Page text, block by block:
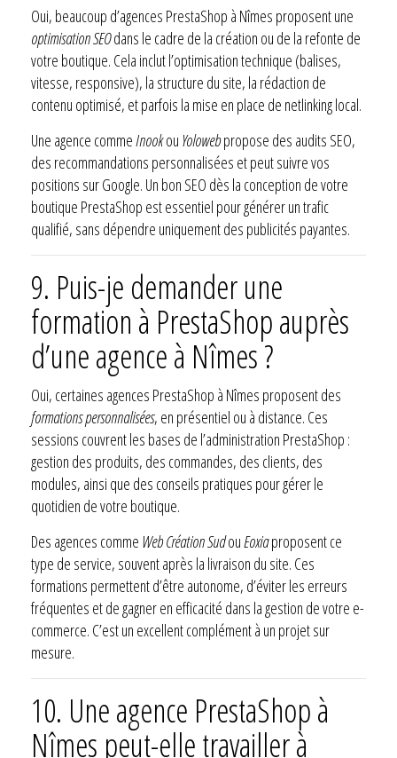
Oui, beaucoup d’agences PrestaShop à Nîmes proposent une
optimisation SEOdans le cadre de la création ou de la refonte de
votre boutique. Cela inclut l’optimisation technique (balises,
vitesse, responsive), la structure du site, la rédaction de
contenu optimisé, et parfois la mise en place de netlinking local.
Une agence commeInookou Yolowebpropose des audits SEO,
des recommandations personnalisées et peut suivre vos
positions sur Google. Un bon SEO dès la conception de votre
boutique PrestaShop est essentiel pour générer un trafic
qualifié, sans dépendre uniquement des publicités payantes.
9. Puis-je demander une
formation à PrestaShop auprès
d’une agence à Nîmes ?
Oui, certaines agences PrestaShop à Nîmes proposent des
formations personnalisées, en présentiel ou à distance. Ces
sessions couvrent les bases de l’administration PrestaShop :
gestion des produits, des commandes, des clients, des
modules, ainsi que des conseils pratiques pour gérer le
quotidien de votre boutique.
Des agences comme Web Création SudouEoxiaproposent ce
type de service, souvent après la livraison du site. Ces
formations permettent d’être autonome, d’éviter les erreurs
fréquentes et de gagner en efficacité dans la gestion de votre e-
commerce. C’est un excellent complément à un projet sur
mesure.
10. Une agence PrestaShop à
Nîmes peut-elle travailler à